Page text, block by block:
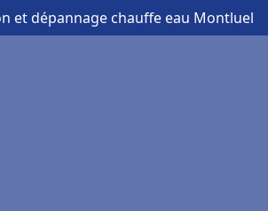
et dépannage chauffe eau Montluel